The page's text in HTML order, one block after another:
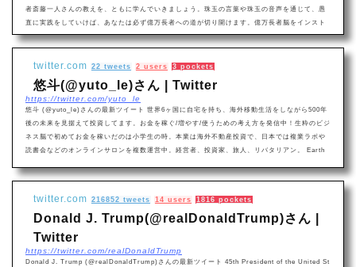
者斎藤一人さんの教えを、ともに学んでいきましょう。珠玉の言葉や珠玉の音声を通じて、愚
直に実践をしていけば、あなたは必ず億万長者への道が切り開けます。億万長者脳をインスト
ール⇒https://t.co/gdRqni7aFn 斎藤一人さん珠玉の音声ライブラリー⇒ https://t.co/wc2dH70
4sl
twitter.com 22 tweets 2 users 3 pockets
悠斗(@yuto_le)さん | Twitter
https://twitter.com/yuto_le
悠斗 (@yuto_le)さんの最新ツイート 世界6ヶ国に自宅を持ち、海外移動生活をしながら500年
後の未来を見据えて投資してます。お金を稼ぐ/増やす/使うための考え方を発信中！生粋のビジ
ネス脳で初めてお金を稼いだのは小学生の時。本業は海外不動産投資で、日本では複業ラボや
読書会などのオンラインサロンを複数運営中。経営者、投資家、旅人、リバタリアン。 Earth
twitter.com 216852 tweets 14 users 1816 pockets
Donald J. Trump(@realDonaldTrump)さん |
Twitter
https://twitter.com/realDonaldTrump
Donald J. Trump (@realDonaldTrump)さんの最新ツイート 45th President of the United St